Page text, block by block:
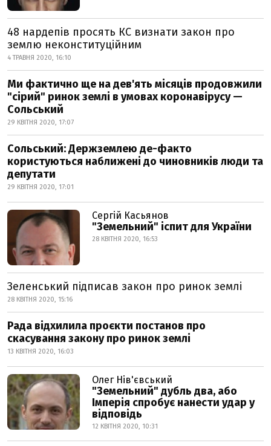
48 нардепів просять КС визнати закон про
землю неконституційним
4 ТРАВНЯ 2020, 16:10
Ми фактично ще на дев'ять місяців продовжили
"сірий" ринок землі в умовах коронавірусу —
Сольський
29 КВІТНЯ 2020, 17:07
Сольський: Держземлею де-факто
користуються наближені до чиновників люди та
депутати
29 КВІТНЯ 2020, 17:01
Сергій Касьянов
"Земельний" іспит для України
28 КВІТНЯ 2020, 16:53
Зеленський підписав закон про ринок землі
28 КВІТНЯ 2020, 15:16
Рада відхилила проєкти постанов про
скасування закону про ринок землі
13 КВІТНЯ 2020, 16:03
Олег Нів'євський
"Земельний" дубль два, або
Імперія спробує нанести удар у
відповідь
12 КВІТНЯ 2020, 10:31